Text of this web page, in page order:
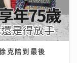
克陪到最後